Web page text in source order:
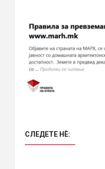
СЛЕДЕТЕ НÈ: